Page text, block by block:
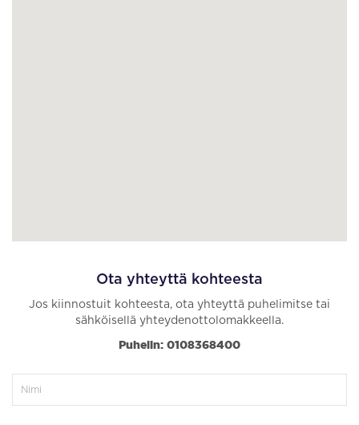
Ota yhteyttä kohteesta
Jos kiinnostuit kohteesta, ota yhteyttä puhelimitse tai
sähköisellä yhteydenottolomakkeella.
Puhelin: 0108368400